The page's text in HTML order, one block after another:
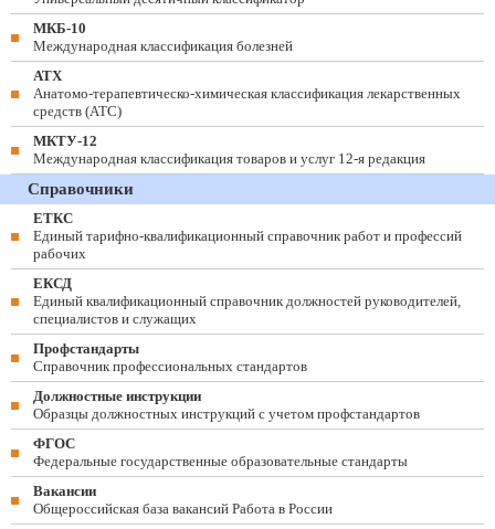
МКБ-10
Международная классификация болезней
АТХ
Анатомо-терапевтическо-химическая классификация лекарственных
средств (ATC)
МКТУ-12
Международная классификация товаров и услуг 12-я редакция
Справочники
ЕТКС
Единый тарифно-квалификационный справочник работ и профессий
рабочих
ЕКСД
Единый квалификационный справочник должностей руководителей,
специалистов и служащих
Профстандарты
Справочник профессиональных стандартов
Должностные инструкции
Образцы должностных инструкций с учетом профстандартов
ФГОС
Федеральные государственные образовательные стандарты
Вакансии
Общероссийская база вакансий Работа в России